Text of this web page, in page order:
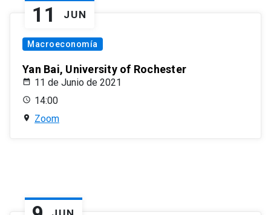
11 JUN
Macroeconomía
Yan Bai, University of Rochester
11 de Junio de 2021
14:00
Zoom